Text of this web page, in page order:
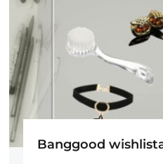
Banggood